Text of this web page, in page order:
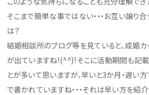
そこまで簡単な事ではない・・・お互い譲り
は？
結婚相談所のブログ等を見ていると、成婚
が出ていますね!(^^)!そこに活動期間も記載
とが多いて思いますが、早いと3か月・遅い
で書かれていますね・・・それは早い方を紹介